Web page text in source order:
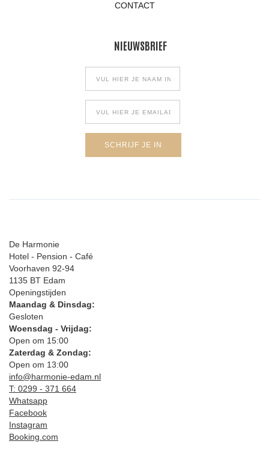
CONTACT
NIEUWSBRIEF
De Harmonie
Hotel - Pension - Café
Voorhaven 92-94
1135 BT Edam
Openingstijden
Maandag & Dinsdag:
Gesloten
Woensdag - Vrijdag:
Open om 15:00
Zaterdag & Zondag:
Open om 13:00
info@harmonie-edam.nl
T: 0299 - 371 664
Whatsapp
Facebook
Instagram
Booking.com